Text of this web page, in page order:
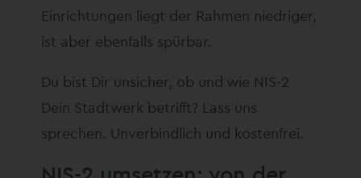
Einrichtungen liegt der Rahmen niedriger,
ist aber ebenfalls spürbar.
Du bist Dir unsicher, ob und wie NIS-2
Dein Stadtwerk betrifft? Lass uns
sprechen. Unverbindlich und kostenfrei.